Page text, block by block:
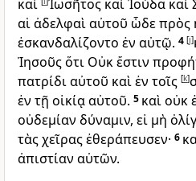
καὶ Ἰωσῆτος καὶ Ἰούδα καὶ
αἱ ἀδελφαὶ αὐτοῦ ὧδε πρὸς
ἐσκανδαλίζοντο ἐν αὐτῷ. 4 [j]
Ἰησοῦς ὅτι Οὐκ ἔστιν
πατρίδι αὐτοῦ καὶ ἐν τοῖς [k]
ἐν τῇ οἰκίᾳ αὐτοῦ. 5 καὶ οὐκ
οὐδεμίαν δύναμιν, εἰ μὴ
τὰς χεῖρας ἐθεράπευσεν· 6
ἀπιστίαν αὐτῶν.